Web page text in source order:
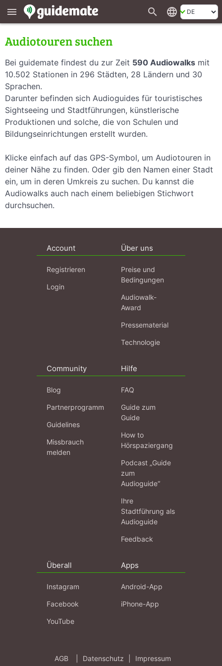
menu search language
Audiotouren suchen
Bei guidemate findest du zur Zeit 590 Audiowalks mit
10.502 Stationen in 296 Städten, 28 Ländern und 30
Sprachen.
Darunter befinden sich Audioguides für touristisches
Sightseeing und Stadtführungen, künstlerische
Produktionen und solche, die von Schulen und
Bildungseinrichtungen erstellt wurden.
Klicke einfach auf das GPS-Symbol, um Audiotouren in
deiner Nähe zu finden. Oder gib den Namen einer Stadt
ein, um in deren Umkreis zu suchen. Du kannst die
Audiowalks auch nach einem beliebigen Stichwort
durchsuchen.
Account
Registrieren
Login
Über uns
Preise und
Bedingungen
Audiowalk-
Award
Pressematerial
Technologie
Community
Blog
Partnerprogramm
Guidelines
Missbrauch
melden
Hilfe
FAQ
Guide zum
Guide
How to
Hörspaziergang
Podcast „Guide
zum
Audioguide“
Ihre
Stadtführung als
Audioguide
Feedback
Überall
Instagram
Facebook
YouTube
Apps
Android-App
iPhone-App
AGB Datenschutz Impressum